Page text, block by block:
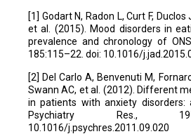
[1] Godart N, Radon L, Curt F, Duclos
et al. (2015). Mood disorders in
prevalence and chronology of
185:115–22. doi: 10.1016/
[2] Del Carlo A, Benvenuti M,
Swann AC, et al. (2012). Different
in patients with anxiety disorders:
Psychiatry Res.,
10.1016/j.psychres.2011.09.020